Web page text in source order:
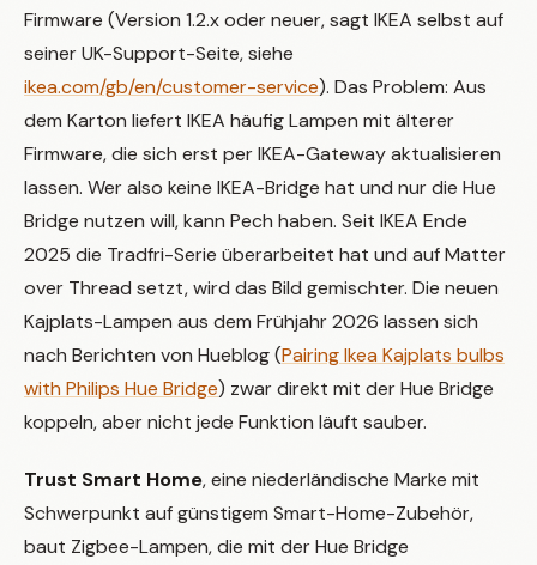
Firmware (Version 1.2.x oder neuer, sagt IKEA selbst auf
seiner UK-Support-Seite, siehe
ikea.com/gb/en/customer-service). Das Problem: Aus
dem Karton liefert IKEA häufig Lampen mit älterer
Firmware, die sich erst per IKEA-Gateway aktualisieren
lassen. Wer also keine IKEA-Bridge hat und nur die Hue
Bridge nutzen will, kann Pech haben. Seit IKEA Ende
2025 die Tradfri-Serie überarbeitet hat und auf Matter
over Thread setzt, wird das Bild gemischter. Die neuen
Kajplats-Lampen aus dem Frühjahr 2026 lassen sich
nach Berichten von Hueblog (Pairing Ikea Kajplats bulbs
with Philips Hue Bridge) zwar direkt mit der Hue Bridge
koppeln, aber nicht jede Funktion läuft sauber.
Trust Smart Home, eine niederländische Marke mit
Schwerpunkt auf günstigem Smart-Home-Zubehör,
baut Zigbee-Lampen, die mit der Hue Bridge